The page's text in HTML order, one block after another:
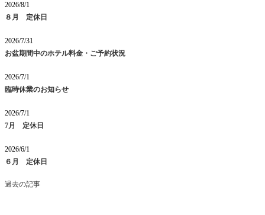
2026/8/1
８月 定休日
2026/7/31
お盆期間中のホテル料金・ご予約状況
2026/7/1
臨時休業のお知らせ
2026/7/1
7月 定休日
2026/6/1
６月 定休日
過去の記事